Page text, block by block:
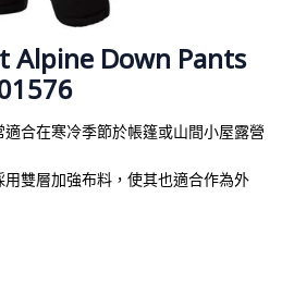
Alpine Down Pants
合在寒冷季節於帳篷或山間小屋露營
雙層加強布料，使其也適合作為外